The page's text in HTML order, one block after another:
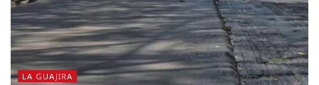
LA GUAJIRA